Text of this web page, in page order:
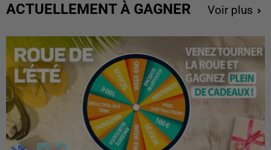
ACTUELLEMENT À GAGNER Voir plus